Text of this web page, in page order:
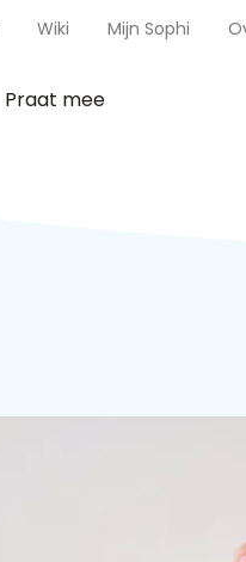
Wiki Mijn Sophi
Praat mee